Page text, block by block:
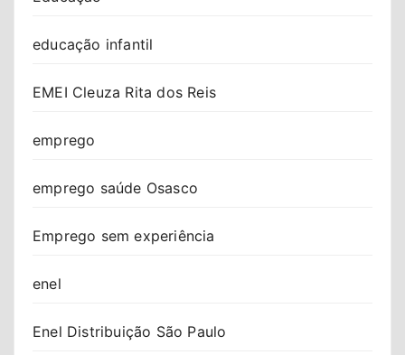
educação infantil
EMEI Cleuza Rita dos Reis
emprego
emprego saúde Osasco
Emprego sem experiência
enel
Enel Distribuição São Paulo